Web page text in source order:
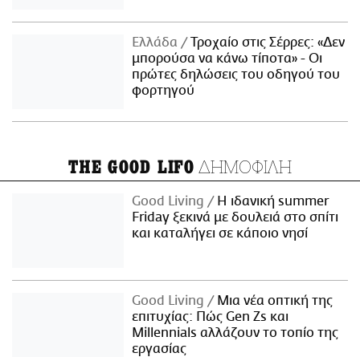
Ελλάδα
Τροχαίο στις Σέρρες: «Δεν
μπορούσα να κάνω τίποτα» - Οι
πρώτες δηλώσεις του οδηγού του
φορτηγού
THE GOOD LIFO ΔΗΜΟΦΙΛΗ
Good Living
Η ιδανική summer
Friday ξεκινά με δουλειά στο σπίτι
και καταλήγει σε κάποιο νησί
Good Living
Μια νέα οπτική της
επιτυχίας: Πώς Gen Zs και
Millennials αλλάζουν το τοπίο της
εργασίας